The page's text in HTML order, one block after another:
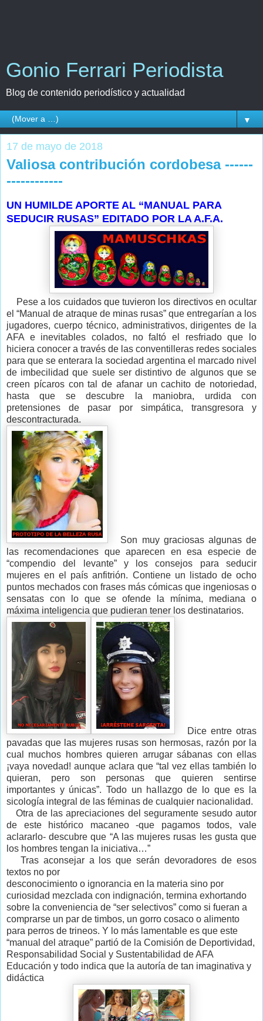
Gonio Ferrari Periodista
Blog de contenido periodístico y actualidad
▼
17 de mayo de 2018
Valiosa contribución cordobesa ------
------------
UN HUMILDE APORTE AL “MANUAL PARA
SEDUCIR RUSAS” EDITADO POR LA A.F.A.
Pese a los cuidados que tuvieron los directivos en ocultar
el “Manual de atraque de minas rusas” que entregarían a los
jugadores, cuerpo técnico, administrativos, dirigentes de la
AFA e inevitables colados, no faltó el resfriado que lo
hiciera conocer a través de las conventilleras redes sociales
para que se enterara la sociedad argentina el marcado nivel
de imbecilidad que suele ser distintivo de algunos que se
creen pícaros con tal de afanar un cachito de notoriedad,
hasta que se descubre la maniobra, urdida con
pretensiones de pasar por simpática, transgresora y
descontracturada.
Son muy graciosas algunas de
las recomendaciones que aparecen en esa especie de
“compendio del levante” y los consejos para seducir
mujeres en el país anfitrión. Contiene un listado de ocho
puntos mechados con frases más cómicas que ingeniosas o
sensatas con lo que se ofende la mínima, mediana o
máxima inteligencia que pudieran tener los destinatarios.
Dice entre otras
pavadas que las mujeres rusas son hermosas, razón por la
cual muchos hombres quieren arrugar sábanas con ellas
¡vaya novedad! aunque aclara que “tal vez ellas también lo
quieran, pero son personas que quieren sentirse
importantes y únicas”. Todo un hallazgo de lo que es la
sicología integral de las féminas de cualquier nacionalidad.
Otra de las apreciaciones del seguramente sesudo autor
de este histórico macaneo -que pagamos todos, vale
aclararlo- descubre que “A las mujeres rusas les gusta que
los hombres tengan la iniciativa…”
Tras aconsejar a los que serán devoradores de esos
textos no por
desconocimiento o ignorancia en la materia sino por
curiosidad mezclada con indignación, termina exhortando
sobre la conveniencia de “ser selectivos” como si fueran a
comprarse un par de timbos, un gorro cosaco o alimento
para perros de trineos. Y lo más lamentable es que este
“manual del atraque” partió de la Comisión de Deportividad,
Responsabilidad Social y Sustentabilidad de AFA
Educación y todo indica que la autoría de tan imaginativa y
didáctica